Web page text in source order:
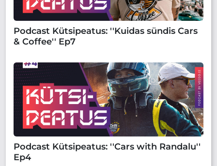
Podcast Kütsipeatus: ''Kuidas sündis Cars
& Coffee'' Ep7
Podcast Kütsipeatus: ''Cars with Randalu''
Ep4